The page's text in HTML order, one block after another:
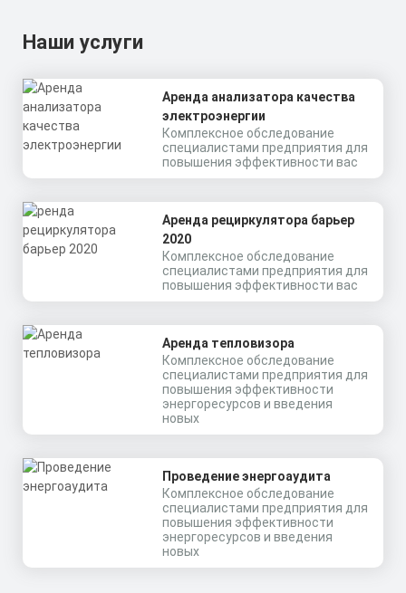
Наши услуги
Аренда анализатора качества
электроэнергии
Комплексное обследование
специалистами предприятия для
повышения эффективности вас
Аренда рециркулятора барьер
2020
Комплексное обследование
специалистами предприятия для
повышения эффективности вас
Аренда тепловизора
Комплексное обследование
специалистами предприятия для
повышения эффективности
энергоресурсов и введения
новых
Проведение энергоаудита
Комплексное обследование
специалистами предприятия для
повышения эффективности
энергоресурсов и введения
новых